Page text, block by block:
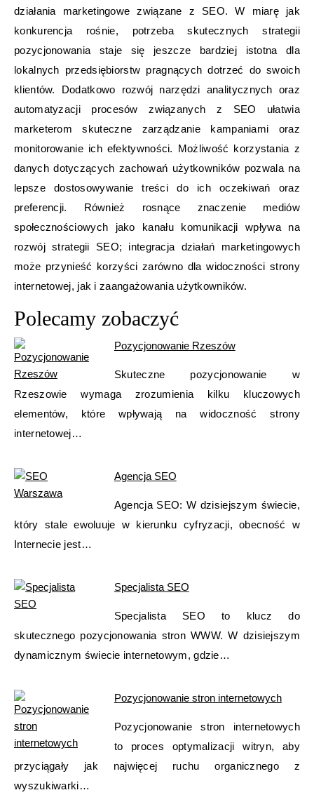
działania marketingowe związane z SEO. W miarę jak
konkurencja rośnie, potrzeba skutecznych strategii
pozycjonowania staje się jeszcze bardziej istotna dla
lokalnych przedsiębiorstw pragnących dotrzeć do swoich
klientów. Dodatkowo rozwój narzędzi analitycznych oraz
automatyzacji procesów związanych z SEO ułatwia
marketerom skuteczne zarządzanie kampaniami oraz
monitorowanie ich efektywności. Możliwość korzystania z
danych dotyczących zachowań użytkowników pozwala na
lepsze dostosowywanie treści do ich oczekiwań oraz
preferencji. Również rosnące znaczenie mediów
społecznościowych jako kanału komunikacji wpływa na
rozwój strategii SEO; integracja działań marketingowych
może przynieść korzyści zarówno dla widoczności strony
internetowej, jak i zaangażowania użytkowników.
Polecamy zobaczyć
Pozycjonowanie Rzeszów
Skuteczne pozycjonowanie w
Rzeszowie wymaga zrozumienia kilku kluczowych
elementów, które wpływają na widoczność strony
internetowej…
Agencja SEO
Agencja SEO: W dzisiejszym świecie,
który stale ewoluuje w kierunku cyfryzacji, obecność w
Internecie jest…
Specjalista SEO
Specjalista SEO to klucz do
skutecznego pozycjonowania stron WWW. W dzisiejszym
dynamicznym świecie internetowym, gdzie…
Pozycjonowanie stron internetowych
Pozycjonowanie stron internetowych
to proces optymalizacji witryn, aby
przyciągały jak najwięcej ruchu organicznego z
wyszukiwarki…